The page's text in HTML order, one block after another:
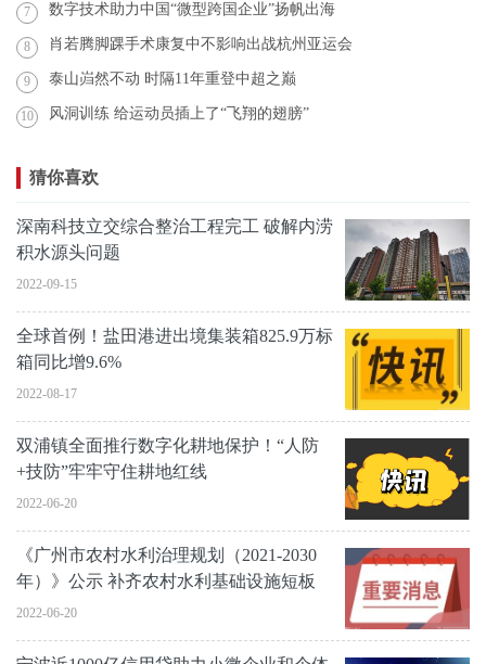
7 数字技术助力中国“微型跨国企业”扬帆出海
8 肖若腾脚踝手术康复中不影响出战杭州亚运会
9 泰山岿然不动 时隔11年重登中超之巅
10 风洞训练 给运动员插上了“飞翔的翅膀”
猜你喜欢
深南科技立交综合整治工程完工 破解内涝
积水源头问题
2022-09-15
全球首例！盐田港进出境集装箱825.9万标
箱同比增9.6%
2022-08-17
双浦镇全面推行数字化耕地保护！“人防
+技防”牢牢守住耕地红线
2022-06-20
《广州市农村水利治理规划（2021-2030
年）》公示 补齐农村水利基础设施短板
2022-06-20